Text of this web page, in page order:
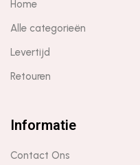
Home
Alle categorieën
Levertijd
Retouren
Informatie
Contact Ons